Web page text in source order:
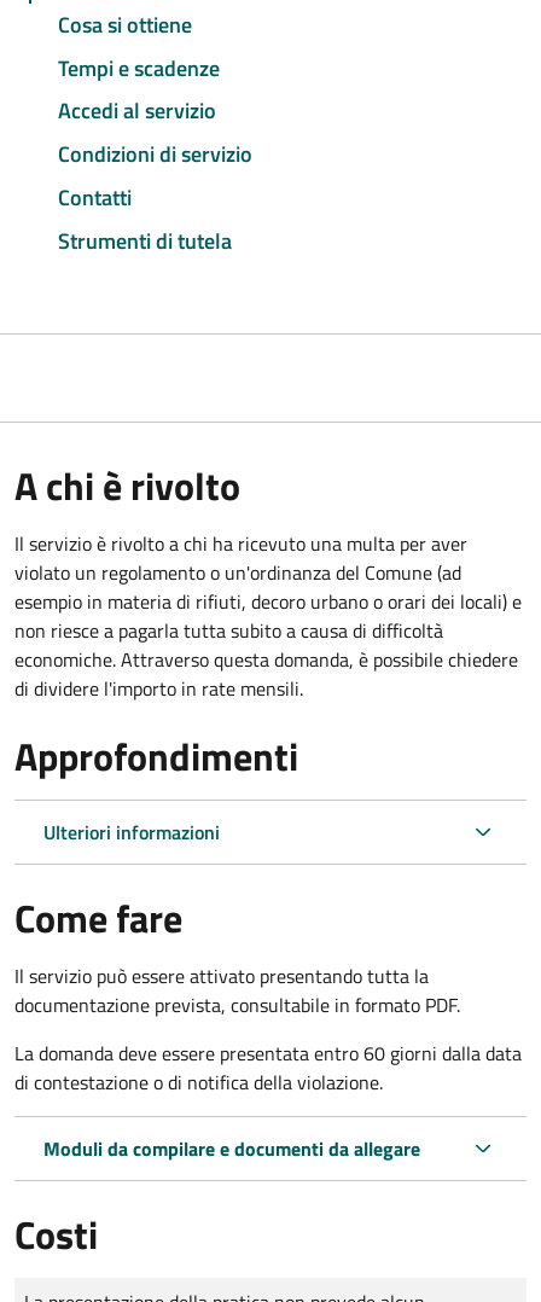
Cosa si ottiene
Tempi e scadenze
Accedi al servizio
Condizioni di servizio
Contatti
Strumenti di tutela
A chi è rivolto
Il servizio è rivolto a chi ha ricevuto una multa per aver
violato un regolamento o un'ordinanza del Comune (ad
esempio in materia di rifiuti, decoro urbano o orari dei locali) e
non riesce a pagarla tutta subito a causa di difficoltà
economiche. Attraverso questa domanda, è possibile chiedere
di dividere l'importo in rate mensili.
Approfondimenti
Ulteriori informazioni
Come fare
Il servizio può essere attivato presentando tutta la
documentazione prevista, consultabile in formato PDF.
La domanda deve essere presentata entro 60 giorni dalla data
di contestazione o di notifica della violazione.
Moduli da compilare e documenti da allegare
Costi
Tipo di pagamento
Importo